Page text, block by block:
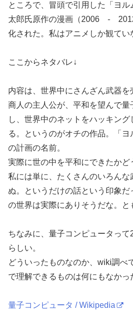
ところで、冒頭で引用した「ヨ
太郎氏原作の漫画（2006 -
化された。私はアニメしか観てい
ここからネタバレ↓
内容は、世界中にさんざん武器
商人の主人公が、平和を望んで量
し、世界中のネットをハッキン
る。というのがオチの作品。「
の計画の名前。
実際に世の中を平和にできたかど
私には単に、たくさんのいろん
ぬ。というだけの話という印象
の世界は実際にありそうだな。と
ちなみに、量子コンピュータって
らしい。
どういったものなのか、wiki調べ
で理解できるものは何にもなか
量子コンピュータ / Wikipedia